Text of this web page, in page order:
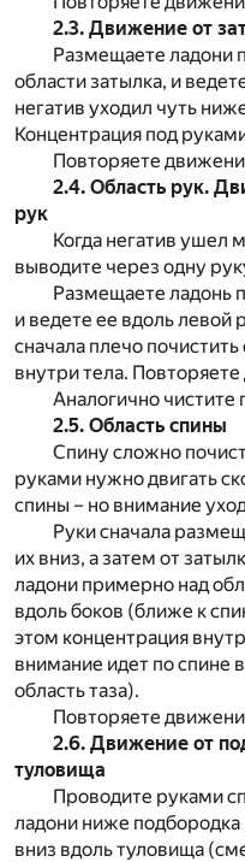
2.3. Движение от
Размещаете ладони
области затылка, и
негатив уходил чуть
Концентрация под
Повторяете
2.4. Область рук.
рук
Когда негатив ушел
выводите через одну
Размещаете ладонь
и ведете ее вдоль левой
сначала плечо
внутри тела.
Аналогично чистите
2.5. Область спины
Спину сложно
руками нужно двигать
спины – но внимание
Руки сначала
их вниз, а затем от
ладони примерно над
вдоль боков (ближе к
этом концентрация
внимание идет по спине
область таза).
Повторяете
2.6. Движение от
туловища
Проводите руками
ладони ниже
вниз вдоль туловища